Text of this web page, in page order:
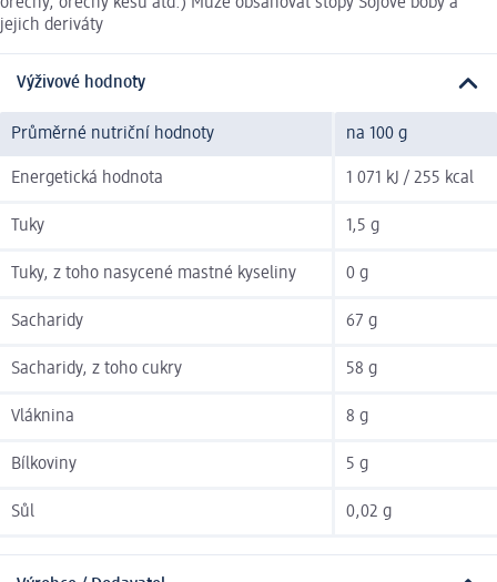
jejich deriváty
Výživové hodnoty
Průměrné nutriční hodnoty na 100 g
Energetická hodnota 1 071 kJ / 255 kcal
Tuky 1,5 g
Tuky, z toho nasycené mastné kyseliny 0 g
Sacharidy 67 g
Sacharidy, z toho cukry 58 g
Vláknina 8 g
Bílkoviny 5 g
Sůl 0,02 g